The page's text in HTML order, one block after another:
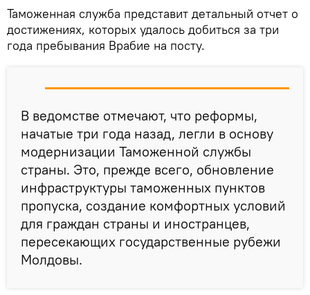
Таможенная служба представит детальный отчет о
достижениях, которых удалось добиться за три
года пребывания Врабие на посту.
В ведомстве отмечают, что реформы,
начатые три года назад, легли в основу
модернизации Таможенной службы
страны. Это, прежде всего, обновление
инфраструктуры таможенных пунктов
пропуска, создание комфортных условий
для граждан страны и иностранцев,
пересекающих государственные рубежи
Молдовы.